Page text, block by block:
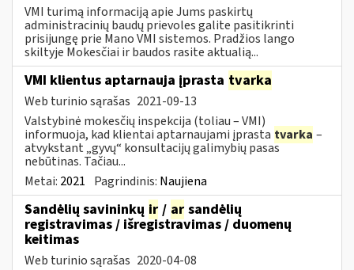
VMI turimą informaciją apie Jums paskirtų
administracinių baudų prievoles galite pasitikrinti
prisijungę prie Mano VMI sistemos. Pradžios lango
skiltyje Mokesčiai ir baudos rasite aktualią...
VMI klientus aptarnauja įprasta tvarka
Web turinio sąrašas 2021-09-13
Valstybinė mokesčių inspekcija (toliau – VMI)
informuoja, kad klientai aptarnaujami įprasta tvarka –
atvykstant „gyvų“ konsultacijų galimybių pasas
nebūtinas. Tačiau...
Metai: 2021 Pagrindinis: Naujiena
Sandėlių savininkų ir / ar sandėlių
registravimas / išregistravimas / duomenų
keitimas
Web turinio sąrašas 2020-04-08